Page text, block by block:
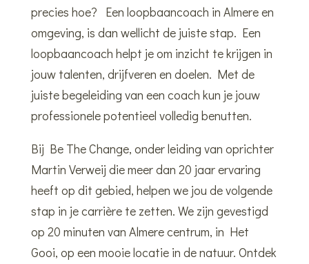
precies hoe? Een loopbaancoach in Almere en
omgeving, is dan wellicht de juiste stap. Een
loopbaancoach helpt je om inzicht te krijgen in
jouw talenten, drijfveren en doelen. Met de
juiste begeleiding van een coach kun je jouw
professionele potentieel volledig benutten.
Bij Be The Change, onder leiding van oprichter
Martin Verweij die meer dan 20 jaar ervaring
heeft op dit gebied, helpen we jou de volgende
stap in je carrière te zetten. We zijn gevestigd
op 20 minuten van Almere centrum, in Het
Gooi, op een mooie locatie in de natuur. Ontdek